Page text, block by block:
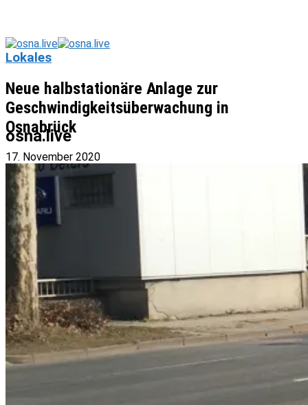
osna.live
Lokales
Neue halbstationäre Anlage zur
Geschwindigkeitsüberwachung in
Osnabrück
17. November 2020